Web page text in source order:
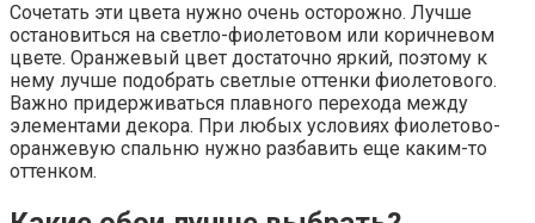
Сочетать эти цвета нужно очень осторожно. Лучше
остановиться на светло-фиолетовом или коричневом
цвете. Оранжевый цвет достаточно яркий, поэтому к
нему лучше подобрать светлые оттенки фиолетового.
Важно придерживаться плавного перехода между
элементами декора. При любых условиях фиолетово-
оранжевую спальню нужно разбавить еще каким-то
оттенком.